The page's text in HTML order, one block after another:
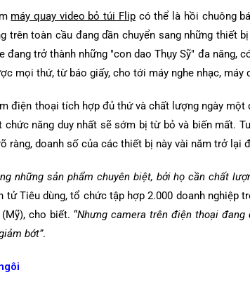
máy quay video bỏ túi Flipcó thể là hồi chuông
trên toàn cầu đang dần chuyển sang những thiết
đang trở thành những "con dao Thụy Sỹ" đa năng,
mọi thứ, từ báo giấy, cho tới máy nghe nhạc, máy
điện thoại tích hợp đủ thứ và chất lượng ngày
năng duy nhất sẽ sớm bị từ bỏ và biến mất.
ràng, doanh số của các thiết bị này vài năm trở lại
những sản phẩm chuyên biệt, bởi họ cần chất
Tiêu dùng, tổ chức tập hợp 2.000 doanh nghiệp
cho biết. “Nhưng camera trên điện thoại
bớt”.